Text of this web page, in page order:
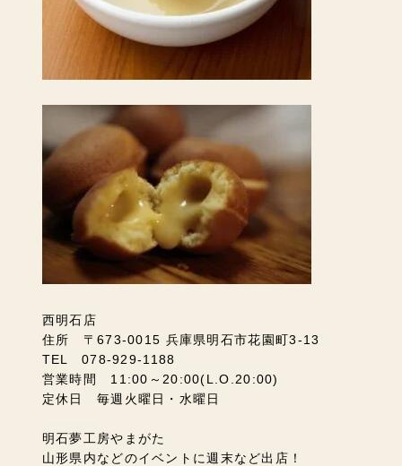
西明石店
住所 〒673-0015 兵庫県明石市花園町3-13
TEL 078-929-1188
営業時間 11:00～20:00(L.O.20:00)
定休日 毎週火曜日・水曜日
明石夢工房やまがた
山形県内などのイベントに週末など出店！